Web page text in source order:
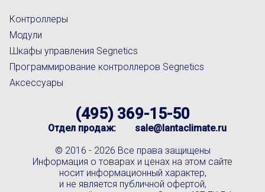
Контроллеры
Модули
Шкафы управления Segnetics
Программирование контроллеров Segnetics
Аксессуары
(495) 369-15-50
Отдел продаж: sale@lantaclimate.ru
© 2016 - 2026 Все права защищены
Информация о товарах и ценах на этом сайте
носит информационный характер,
и не является публичной офертой,